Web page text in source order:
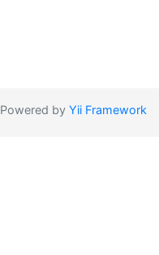
Powered by Yii Framework